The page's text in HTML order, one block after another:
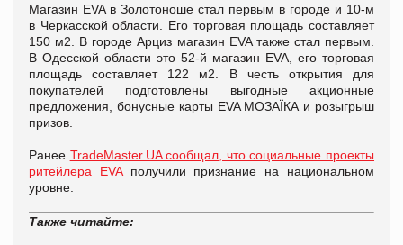
Магазин EVA в Золотоноше стал первым в городе и 10-м
в Черкасской области. Его торговая площадь составляет
150 м2. В городе Арциз магазин EVA также стал первым.
В Одесской области это 52-й магазин EVA, его торговая
площадь составляет 122 м2. В честь открытия для
покупателей подготовлены выгодные акционные
предложения, бонусные карты EVA МОЗАЇКА и розыгрыш
призов.
Ранее TradeMaster.UA сообщал, что социальные проекты
ритейлера EVAполучили признание на национальном
уровне.
Также читайте: